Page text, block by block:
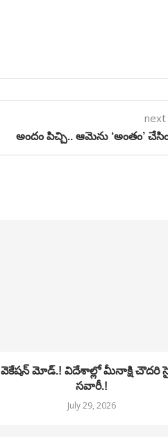
అందం పిచ్చి.. ఆమెను ‘అంతం’
వెకేషన్ మోడ్.! విదేశాల్లో మీనాక్షి చౌదరి
సవారీ.!
July 29, 2026